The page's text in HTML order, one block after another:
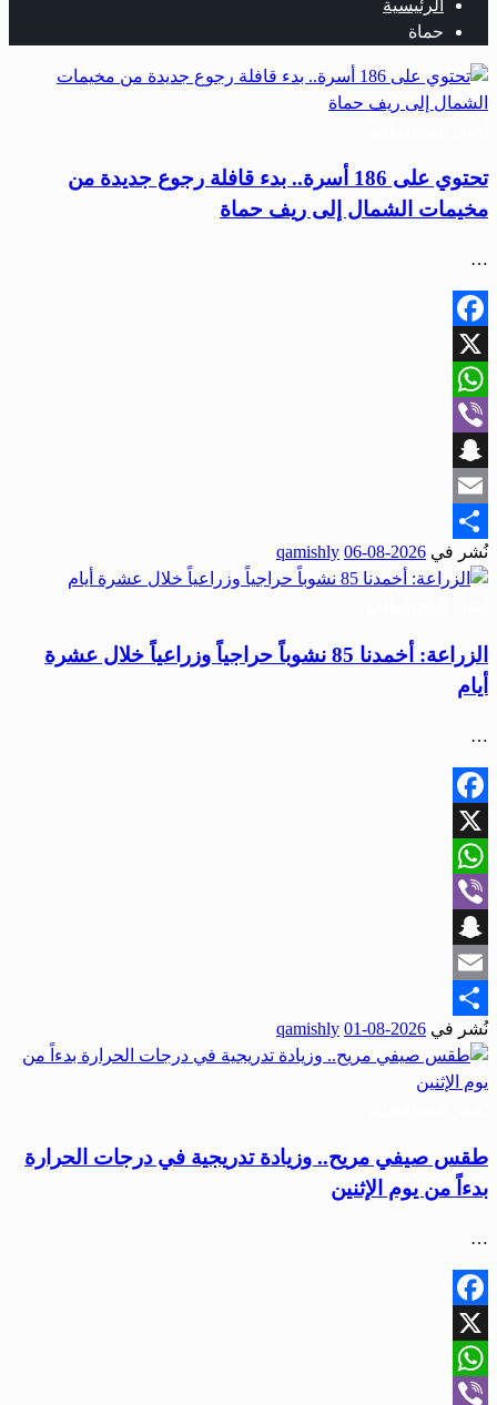
الرئيسية
حماة
تحتوي على 186 أسرة.. بدء قافلة رجوع جديدة من
مخيمات الشمال إلى ريف حماة
…
Facebook
X
WhatsApp
Viber
Snapchat
Email
Share
نُشر في 2026-08-06
qamishly
الزراعة: أخمدنا 85 نشوباً حراجياً وزراعياً خلال عشرة
أيام
…
Facebook
X
WhatsApp
Viber
Snapchat
Email
Share
نُشر في 2026-08-01
qamishly
طقس صيفي مريح.. وزيادة تدريجية في درجات الحرارة
بدءاً من يوم الإثنين
…
Facebook
X
WhatsApp